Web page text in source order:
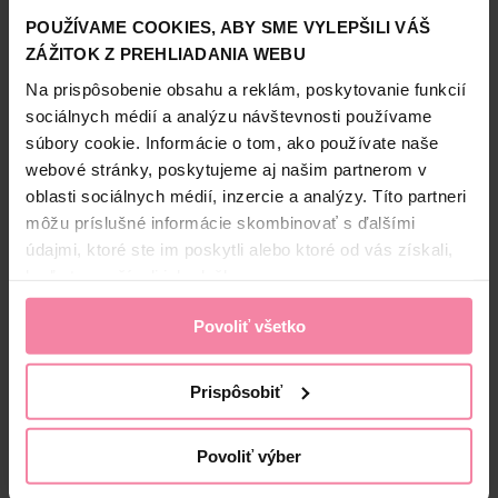
POUŽÍVAME COOKIES, ABY SME VYLEPŠILI VÁŠ
ZÁŽITOK Z PREHLIADANIA WEBU
Na prispôsobenie obsahu a reklám, poskytovanie funkcií
sociálnych médií a analýzu návštevnosti používame
súbory cookie. Informácie o tom, ako používate naše
webové stránky, poskytujeme aj našim partnerom v
oblasti sociálnych médií, inzercie a analýzy. Títo partneri
môžu príslušné informácie skombinovať s ďalšími
údajmi, ktoré ste im poskytli alebo ktoré od vás získali,
Povoliť všetko
Prispôsobiť
Povoliť výber
neodolatelne po celý deň! Spoľahlivá ochrana proti zápachu
až 48 hodín.
Informácie o výrobcovi
UNI
Zobraziť viac
Bezpečnosť a balenie
Zloženie
High-contrast mode
Alternatívne produkty